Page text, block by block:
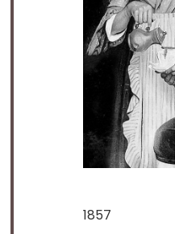
1857